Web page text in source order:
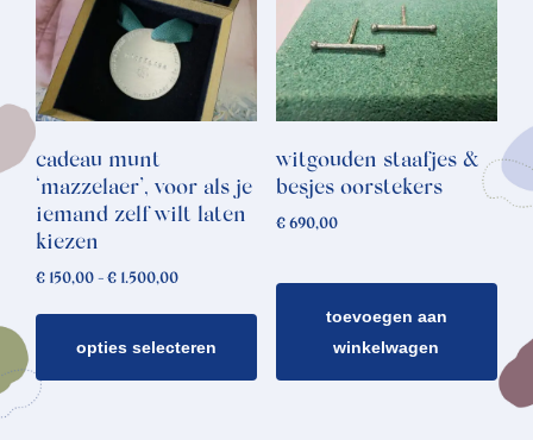
cadeau munt
‘mazzelaer’, voor als je
iemand zelf wilt laten
kiezen
€ 150,00 - € 1.500,00Prijsklasse:
€ 1.500,00
opties selecteren
heeft
meerdere
variaties.
Deze
optie
kan
gekozen
worden
witgouden staafjes &
besjes oorstekers
€690,00
toevoegen aan
winkelwagen